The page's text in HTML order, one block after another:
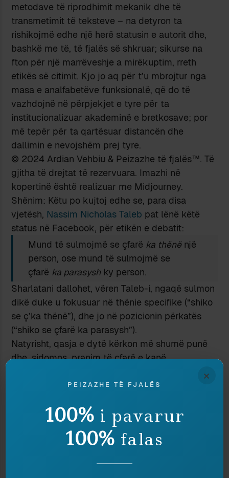
metodave të riprodhimit mekanik dhe të
transmetimit të teksteve – na detyron ta
rishikojmë edhe një herë statusin e autorit dhe,
bashkë me të, të fjalës së shkruar; sikurse na
fton për një marrëveshje a mirëkuptim, rreth
etikës së citimit. Kjo jo aq për t’u mbrojtur nga
masa e analfabetëve funksionalë, që do të
vazhdojnë në përpjekjet e tyre për ta
institucionalizuar akademinë e bretkosave; por
më tepër për ta qartësuar distancën dhe
dallimin e nevojshëm prej tyre.
© 2024 Ardian Vehbiu & Peizazhe të fjalës™. Të
gjitha të drejtat të rezervuara. Imazhi në
kopertinë është realizuar me Midjourney.
Shënim: Këtu po kujtoj edhe se, para disa
vjetësh, Nassim Nicholas Taleb pat lënë këtë
status në Facebook, për etikën e debatit:
Mund të sulmojmë se çfarë ka thënë një
person, ose mund të sulmojmë se
çfarë ka parasysh ky person.
Sharlatani dallohet, vëren Taleb-i, ngaqë sulmon
dikë duke u fokusuar në thënie specifike (“shiko
se ç’ka thënë”), dhe jo në pozicionin përkatës
(“shiko se çfarë ka parasysh”).
Natyrisht, qasja e dytë kërkon më shumë punë
dhe, sidomos, pranim të çfarë e kanë
në debatet; që unë në
shqip do ta jepja si “parimi i mirëkuptimit” dhe i
versionit më të fortë interpretativ të thënieve të
tjetrit. Disa autorë shtojnë këtu edhe nevojën për
“simpati”, në kuptimin intelektual.
kapesh pas fjalëve.”
×
PEIZAZHE TË FJALËS
100% i pavarur
100% falas